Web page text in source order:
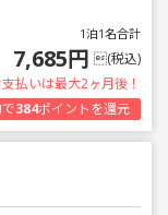
1泊1名合計
7,685円 (税込)
払いは最大2ヶ月後！
384ポイントを還元